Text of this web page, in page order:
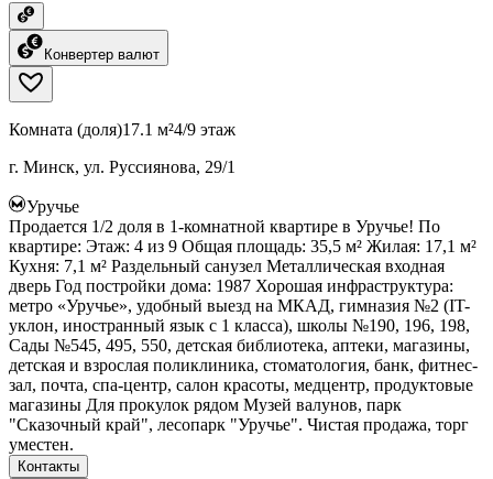
Конвертер валют
Комната (доля)17.1 м²4/9 этаж
г. Минск, ул. Руссиянова, 29/1
Уручье
Продается 1/2 доля в 1-комнатной квартире в Уручье! По
квартире: Этаж: 4 из 9 Общая площадь: 35,5 м² Жилая: 17,1 м²
Кухня: 7,1 м² Раздельный санузел Металлическая входная
дверь Год постройки дома: 1987 Хорошая инфраструктура:
метро «Уручье», удобный выезд на МКАД, гимназия №2 (IT-
уклон, иностранный язык с 1 класса), школы №190, 196, 198,
Сады №545, 495, 550, детская библиотека, аптеки, магазины,
детская и взрослая поликлиника, стоматология, банк, фитнес-
зал, почта, спа-центр, салон красоты, медцентр, продуктовые
магазины Для прокулок рядом Музей валунов, парк
"Сказочный край", лесопарк "Уручье". Чистая продажа, торг
уместен.
Контакты